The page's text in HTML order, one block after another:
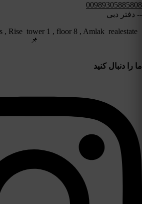
00989305885808
-- دفتر دبی
, Rise tower 1 , floor 8 , Amlak realestate
📌
ما را دنبال کنید